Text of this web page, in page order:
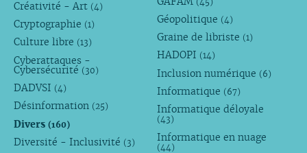
Créativité - Art (4)
Cryptographie (1)
Culture libre (13)
Cyberattaques -
Cybersécurité (30)
DADVSI (4)
Désinformation (25)
Divers (160)
Diversité - Inclusivité (3)
Géopolitique (4)
Graine de libriste (1)
HADOPI (14)
Inclusion numérique (6)
Informatique (67)
Informatique déloyale
(43)
Informatique en nuage
(44)